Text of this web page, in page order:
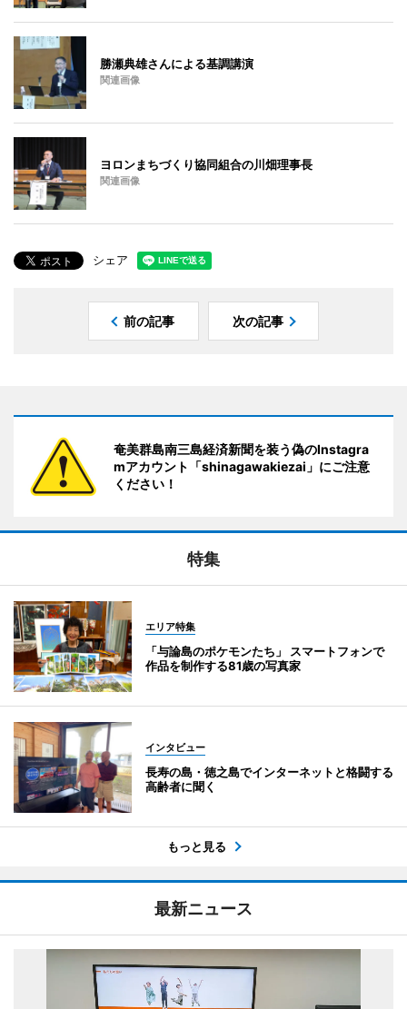
勝瀬典雄さんによる基調講演
関連画像
ヨロンまちづくり協同組合の川畑理事長
関連画像
シェア
前の記事 次の記事
奄美群島南三島経済新聞を装う偽のInstagra
mアカウント「shinagawakiezai」にご注意
ください！
特集
エリア特集
「与論島のポケモンたち」 スマートフォンで
作品を制作する81歳の写真家
インタビュー
長寿の島・徳之島でインターネットと格闘する
高齢者に聞く
もっと見る
最新ニュース